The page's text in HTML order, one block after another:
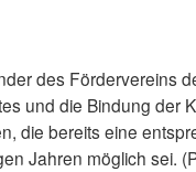
des Fördervereins
und die Bindung der
die bereits eine
Jahren möglich sei.